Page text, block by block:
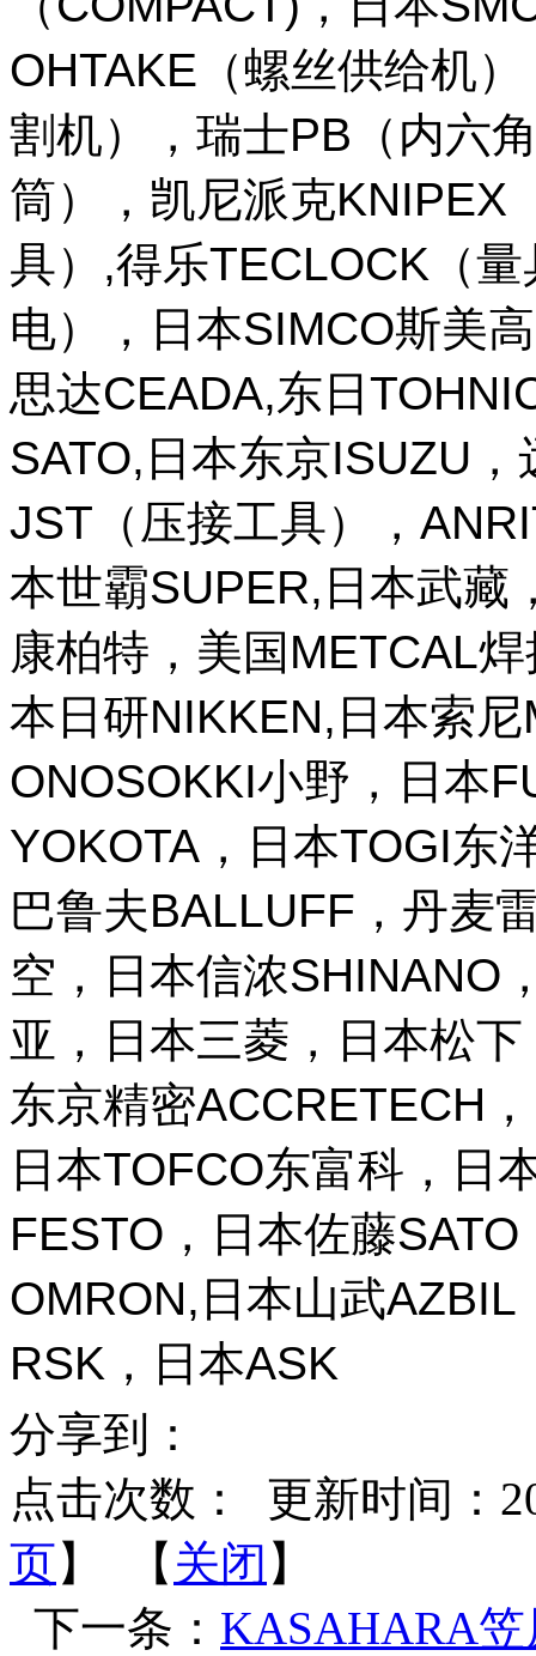
OHTAKE（螺丝供给机
割机），瑞士PB（内六
筒），凯尼派克KNIPEX
具）,得乐TECLOCK（
电），日本SIMCO斯美
思达CEADA,东日
SATO,日本东京ISUZU
JST（压接工具），
本世霸SUPER,日本武藏
康柏特，美国METCAL
本日研NIKKEN,日本索
ONOSOKKI小野，日本
YOKOTA，日本TOGI东
巴鲁夫BALLUFF，丹麦
空，日本信浓SHINANO
亚，日本三菱，日本松
东京精密ACCRETECH
日本TOFCO东富科，日
FESTO，日本佐藤
OMRON,日本山武
RSK，日本ASK
分享到：
点击次数：
更新时间：
页】 【 关闭 】
下一条： KASAHARA